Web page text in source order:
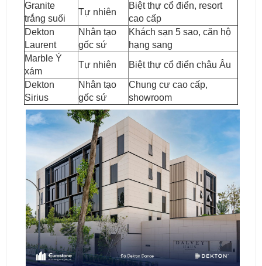
Granite
trắng suối
Tự nhiên
Biệt thự cổ điển, resort
cao cấp
Dekton
Laurent
Nhân tạo
gốc sứ
Khách sạn 5 sao, căn hộ
hạng sang
Marble Ý
xám
Tự nhiên
Biệt thự cổ điển châu Âu
Dekton
Sirius
Nhân tạo
gốc sứ
Chung cư cao cấp,
showroom